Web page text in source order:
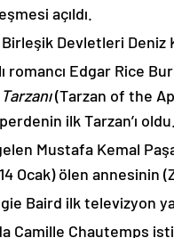
açıldı.
Birleşik Devletleri
romancı Edgar Rice
(Tarzan of the
ilk Tarzan’ı oldu.
Mustafa Kemal
Ocak) ölen
Baird ilk televizyon
Camille Chautemps